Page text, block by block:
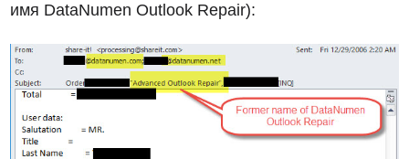
имя DataNumen Outlook Repair):